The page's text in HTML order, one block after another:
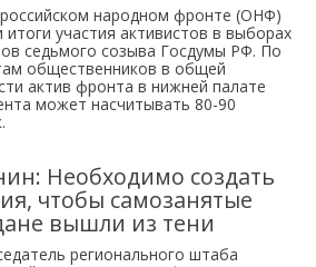
народном фронте (ОНФ)
итоги участия активистов в выборах
седьмого созыва Госдумы РФ. По
общественников в общей
актив фронта в нижней палате
может насчитывать 80-90
Необходимо создать
чтобы самозанятые
вышли из тени
регионального штаба